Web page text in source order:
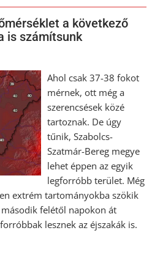
a következő
is számítsunk
Ahol csak 37-38 fokot
mérnek, ott még a
szerencsések közé
tartoznak. De úgy
tűnik, Szabolcs-
Szatmár-Bereg megye
lehet éppen az egyik
legforróbb terület. Még
extrém tartományokba szökik
felétől napokon át
lesznek az éjszakák is.